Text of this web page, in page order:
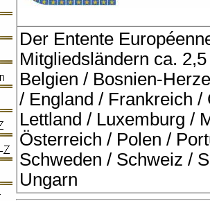
Der Entente
Mitgliedsländern ca.
Belgien / Bosnien-
/ England / Frankreich /
Lettland / Luxemburg /
Österreich / Polen /
Schweden / Schweiz /
Ungarn